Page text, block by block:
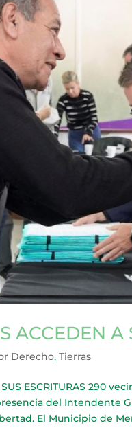
ACCEDEN A
Derecho,Tierras
SUS ESCRITURAS
del Intendente
El Municipio de